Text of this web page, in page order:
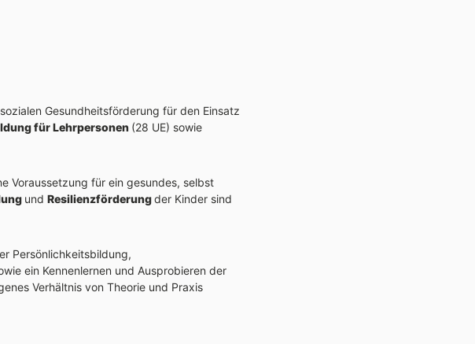
Gesundheitsförderung für den Einsatz
für Lehrpersonen (28 UE) sowie
Voraussetzung für ein gesundes, selbst
und Resilienzförderungder Kinder sind
Persönlichkeitsbildung,
ein Kennenlernen und Ausprobieren der
Verhältnis von Theorie und Praxis